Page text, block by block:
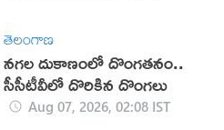
తెలంగాణ
నగల దుకాణంలో దొంగతనం..
సీసీటీవీలో దొరికిన దొంగలు
Aug 07, 2026, 02:08 IST